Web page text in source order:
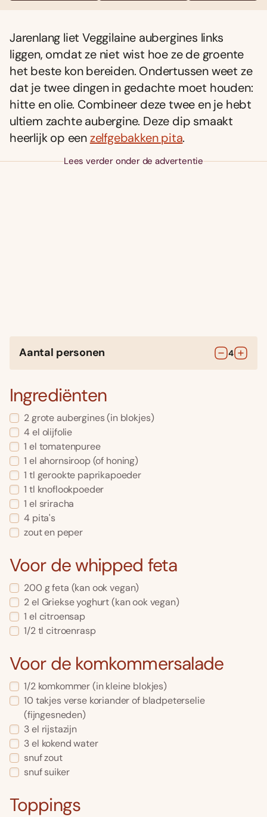
Jarenlang liet Veggilaine aubergines links
liggen, omdat ze niet wist hoe ze de groente
het beste kon bereiden. Ondertussen weet ze
dat je twee dingen in gedachte moet houden:
hitte en olie. Combineer deze twee en je hebt
ultiem zachte aubergine. Deze dip smaakt
heerlijk op eenzelfgebakken pita.
Lees verder onder de advertentie
Aantal personen 4
Ingrediënten
2grote aubergines(in blokjes)
4el olijfolie
1 el tomatenpuree
1 el ahornsiroop(of honing)
1 tl gerookte paprikapoeder
1 tl knoflookpoeder
1 el sriracha
4 pita's
zout en peper
Voor de whipped feta
200 gfeta (kan ook vegan)
2el Griekse yoghurt(kan ook vegan)
1 el citroensap
1/2 tl citroenrasp
Voor de komkommersalade
1/2 komkommer(in kleine blokjes)
10 takjes verse koriander of bladpeterselie
(fijngesneden)
3el rijstazijn
3el kokend water
snuf zout
snuf suiker
Toppings